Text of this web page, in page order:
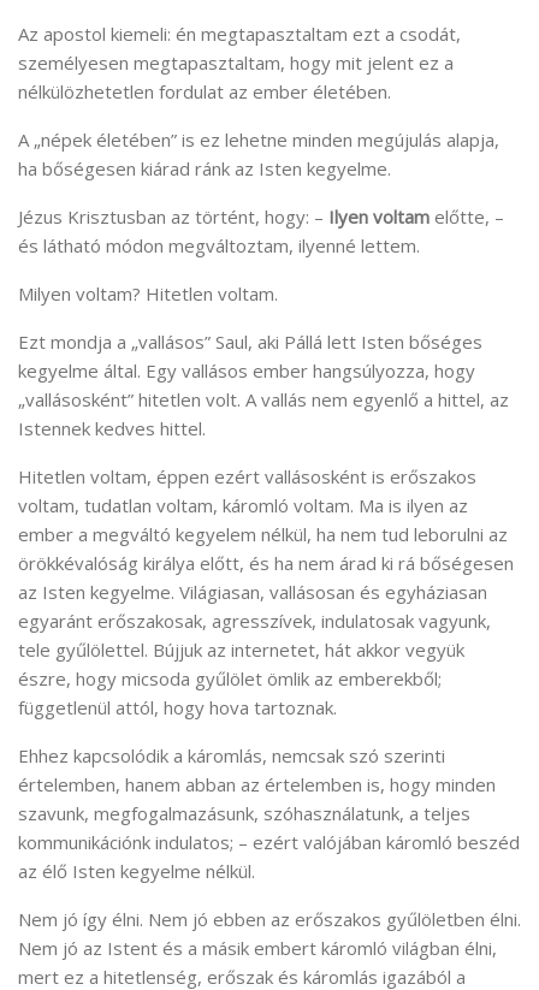
Az apostol kiemeli: én megtapasztaltam ezt a csodát,
személyesen megtapasztaltam, hogy mit jelent ez a
nélkülözhetetlen fordulat az ember életében.
A „népek életében” is ez lehetne minden megújulás alapja,
ha bőségesen kiárad ránk az Isten kegyelme.
Jézus Krisztusban az történt, hogy: – Ilyen voltam előtte, –
és látható módon megváltoztam, ilyenné lettem.
Milyen voltam? Hitetlen voltam.
Ezt mondja a „vallásos” Saul, aki Pállá lett Isten bőséges
kegyelme által. Egy vallásos ember hangsúlyozza, hogy
„vallásosként” hitetlen volt. A vallás nem egyenlő a hittel, az
Istennek kedves hittel.
Hitetlen voltam, éppen ezért vallásosként is erőszakos
voltam, tudatlan voltam, káromló voltam. Ma is ilyen az
ember a megváltó kegyelem nélkül, ha nem tud leborulni az
örökkévalóság királya előtt, és ha nem árad ki rá bőségesen
az Isten kegyelme. Világiasan, vallásosan és egyháziasan
egyaránt erőszakosak, agresszívek, indulatosak vagyunk,
tele gyűlölettel. Bújjuk az internetet, hát akkor vegyük
észre, hogy micsoda gyűlölet ömlik az emberekből;
függetlenül attól, hogy hova tartoznak.
Ehhez kapcsolódik a káromlás, nemcsak szó szerinti
értelemben, hanem abban az értelemben is, hogy minden
szavunk, megfogalmazásunk, szóhasználatunk, a teljes
kommunikációnk indulatos; – ezért valójában káromló beszéd
az élő Isten kegyelme nélkül.
Nem jó így élni. Nem jó ebben az erőszakos gyűlöletben élni.
Nem jó az Istent és a másik embert káromló világban élni,
mert ez a hitetlenség, erőszak és káromlás igazából a